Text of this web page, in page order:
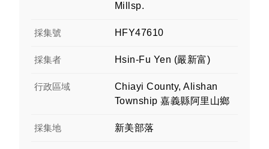
Millsp.
採集號 HFY47610
採集者 Hsin-Fu Yen (嚴新富)
行政區域
Chiayi County, Alishan
Township 嘉義縣阿里山鄉
採集地 新美部落